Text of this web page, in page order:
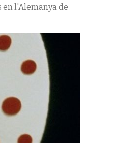
en l'Alemanya de